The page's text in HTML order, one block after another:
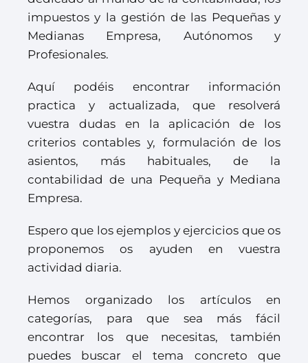
impuestos y la gestión de las Pequeñas y
Medianas Empresa, Autónomos y
Profesionales.
Aquí podéis encontrar información
practica y actualizada, que resolverá
vuestra dudas en la aplicación de los
criterios contables y, formulación de los
asientos, más habituales, de la
contabilidad de una Pequeña y Mediana
Empresa.
Espero que los ejemplos y ejercicios que os
proponemos os ayuden en vuestra
actividad diaria.
Hemos organizado los artículos en
categorías, para que sea más fácil
encontrar los que necesitas, también
puedes buscar el tema concreto que